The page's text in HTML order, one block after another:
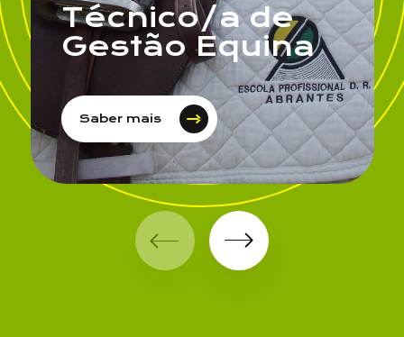
Email
Técnico/a de
Gestão Equina
Saber mais